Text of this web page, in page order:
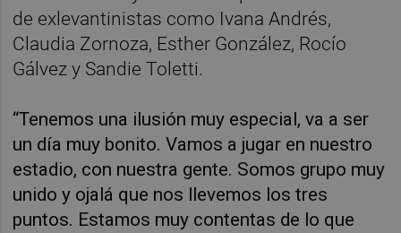
de exlevantinistas como Ivana Andrés,
Claudia Zornoza, Esther González, Rocío
Gálvez y Sandie Toletti.
“Tenemos una ilusión muy especial, va a ser
un día muy bonito. Vamos a jugar en nuestro
estadio, con nuestra gente. Somos grupo muy
unido y ojalá que nos llevemos los tres
puntos. Estamos muy contentas de lo que